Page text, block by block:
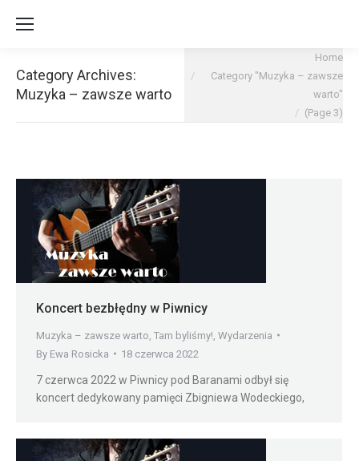
Category Archives:
Muzyka – zawsze warto
Home
Category "Muzyka – zawsze
warto"
(Page 3)
Koncert bezbłędny w Piwnicy
Muzyka – zawsze warto Tam byliśmy! Wydarzenia
By Ewa Rosicka 18 czerwca 2022
7 czerwca 2022 w Piwnicy pod Baranami odbył się
koncert dedykowany pamięci Zbigniewa Wodeckiego,